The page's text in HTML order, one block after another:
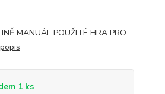
MANUÁL POUŽITÉ HRA PRO
1 ks